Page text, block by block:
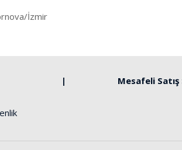
İzmir
Mesafeli